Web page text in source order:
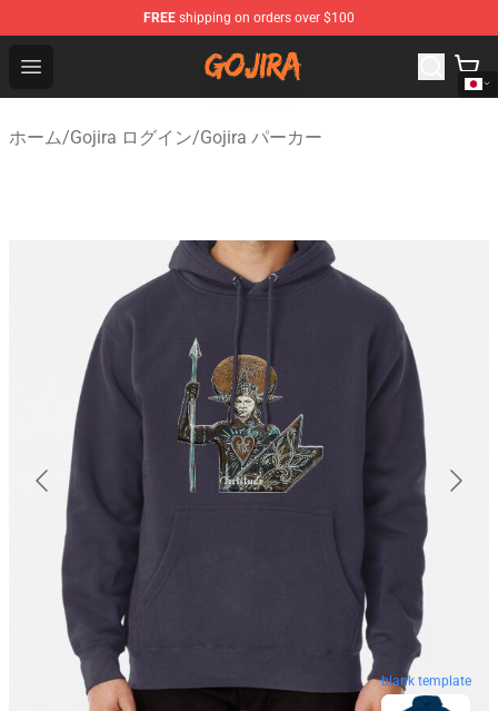
FREE shipping on orders over $100
Open menu
Gojira Shop - Official Gojira Merchandise Store
ホーム/Gojira ログイン/Gojira パーカー
blank template